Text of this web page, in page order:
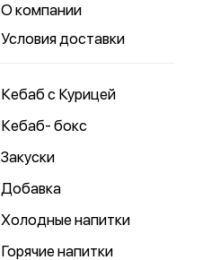
О компании
Условия доставки
Кебаб с Курицей
Кебаб- бокс
Закуски
Добавка
Холодные напитки
Горячие напитки